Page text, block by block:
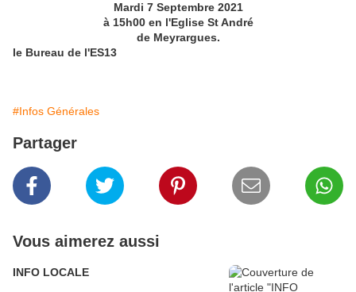
Mardi 7 Septembre 2021
à 15h00 en l'Eglise St André
de Meyrargues.
le Bureau de l'ES13
#Infos Générales
Partager
Vous aimerez aussi
INFO LOCALE